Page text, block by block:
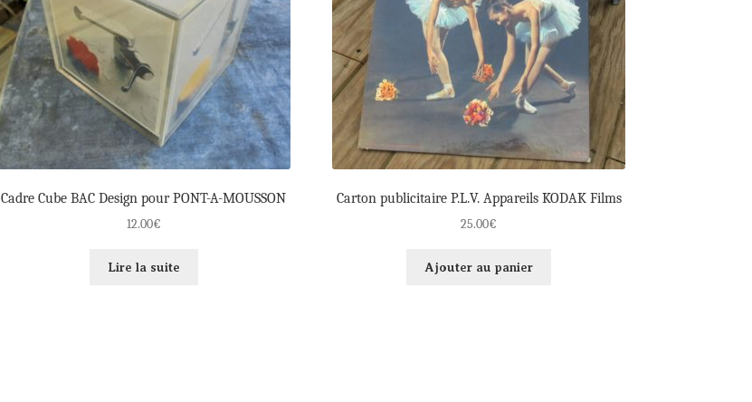
Cadre Cube BAC Design pour PONT-A-MOUSSON
12.00€
Lire la suite
Carton publicitaire P.L.V. Appareils KODAK Films
25.00€
Ajouter au panier